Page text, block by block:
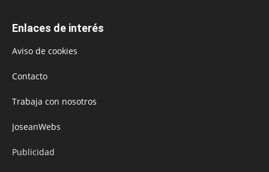
Enlaces de interés
Aviso de cookies
Contacto
Trabaja con nosotros
JoseanWebs
Publicidad